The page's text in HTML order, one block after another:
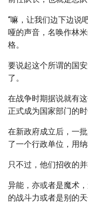
“嘛，让我们边下边说
哑的声音，名唤作林
格。
要说起这个所谓的国
了。
在战争时期据说就有
正式成为国家部门的
在新政府成立后，一
了一个行政单位，用
只不过，他们招收的并
异能，亦或者是魔术
的战斗力或者是别的